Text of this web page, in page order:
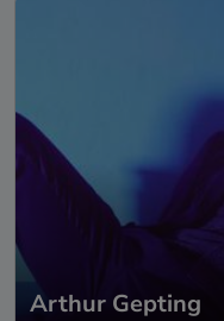
Arthur Gepting